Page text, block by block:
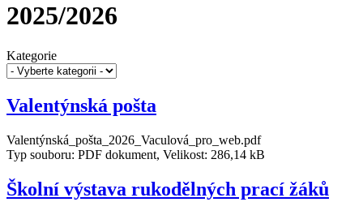
2025/2026
Kategorie
Valentýnská pošta
Valentýnská_pošta_2026_Vaculová_pro_web.pdf
Typ souboru: PDF dokument, Velikost: 286,14 kB
Školní výstava rukodělných prací žáků